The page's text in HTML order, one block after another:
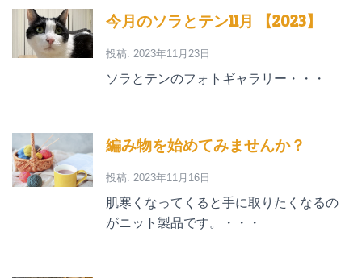
今月のソラとテン11月 【2023】
投稿: 2023年11月23日
ソラとテンのフォトギャラリー・・・
編み物を始めてみませんか？
投稿: 2023年11月16日
肌寒くなってくると手に取りたくなるの
がニット製品です。・・・